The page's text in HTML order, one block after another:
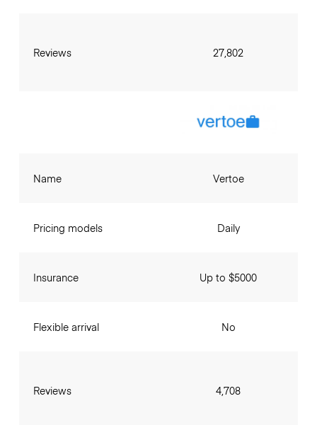
Reviews 27,802
Name
Pricing models
Insurance
Flexible arrival
Reviews
Vertoe
Daily
Up to $5000
No
4,708